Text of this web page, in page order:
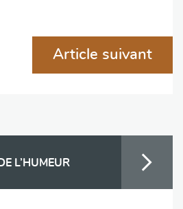
Article suivant
L’HUMEUR